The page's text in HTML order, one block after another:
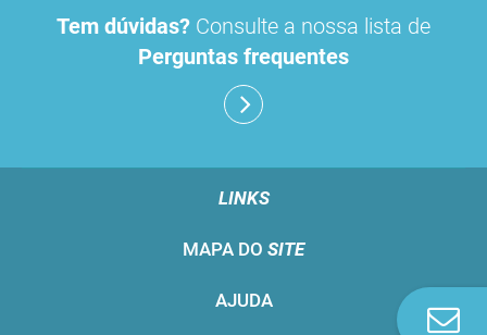
Tem dúvidas? Consulte a nossa lista de
Perguntas frequentes
LINKS
MAPA DO SITE
AJUDA